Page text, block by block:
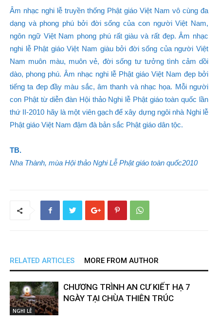
Âm nhạc nghi lễ truyền thống Phật giáo Việt Nam vô cùng đa
dạng và phong phú bởi đời sống của con người Việt Nam,
ngôn ngữ Việt Nam phong phú rất giàu và rất đẹp. Âm nhạc
nghi lễ Phật giáo Việt Nam giàu bởi đời sống của người Việt
Nam muôn màu, muôn vẻ, đời sống tư tưởng tình cảm dồi
dào, phong phú. Âm nhạc nghi lễ Phật giáo Việt Nam đẹp bởi
tiếng ta đep đầy màu sắc, âm thanh và nhạc họa. Mỗi người
con Phật từ diễn đàn Hội thảo Nghi lễ Phật giáo toàn quốc lần
thứ II-2010 hãy là một viên gạch để xây dựng ngôi nhà Nghi lễ
Phật giáo Việt Nam đậm đà bản sắc Phật giáo dân tộc.
TB.
Nha Thành, mùa Hội thảo Nghi Lễ Phật giáo toàn quốc2010
RELATED ARTICLES MORE FROM AUTHOR
NGHI LỄ
CHƯƠNG TRÌNH AN CƯ KIẾT HẠ 7
NGÀY TẠI CHÙA THIÊN TRÚC